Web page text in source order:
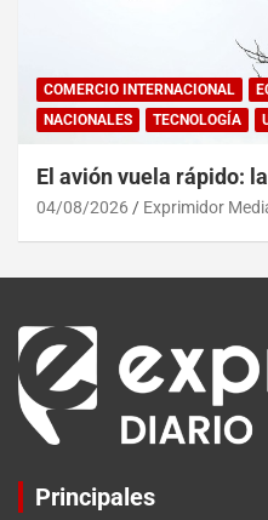
COMERCIO INTERNACIONAL
NACIONALES
TECNOLOGÍA
El avión vuela rápido:
04/08/2026 Exprimidor
Principales